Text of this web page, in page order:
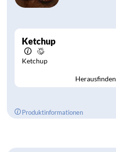
Ketchup
Ketchup
Herausfinden
Produktinformationen